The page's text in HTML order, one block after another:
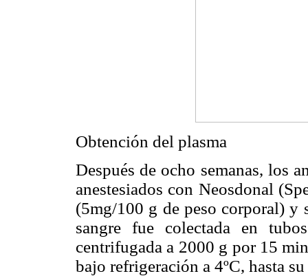
Obtención del plasma
Después de ocho semanas, los
anestesiados con Neosdonal
(5mg/100 g de peso corporal) y
sangre fue colectada en
centrifugada a 2000 g por 15
bajo refrigeración a 4ºC, hasta